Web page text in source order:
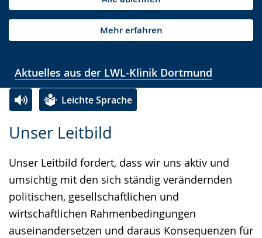
Mehr erfahren
Aktuelles aus der LWL-Klinik Dortmund
Unser Leitbild
Unser Leitbild fordert, dass wir uns aktiv und
umsichtig mit den sich ständig verändernden
politischen, gesellschaftlichen und
wirtschaftlichen Rahmenbedingungen
auseinandersetzen und daraus Konsequenzen für
Leichte Sprache
Leichten
wechseln.
Audio-
Video
Deutscher
Gebärdensprache
wird
angezeigt.